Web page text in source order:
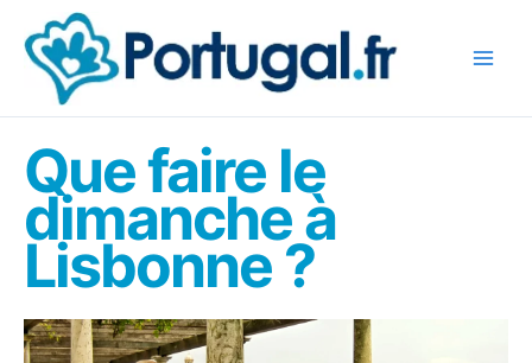
contenu
Que faire le
dimanche à
Lisbonne ?